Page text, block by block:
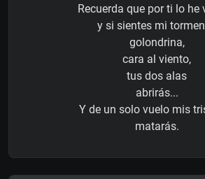
Recuerda que por ti lo he
y si sientes mi
golondrina,
cara al viento,
tus dos alas
abrirás...
Y de un solo vuelo mis
matarás.